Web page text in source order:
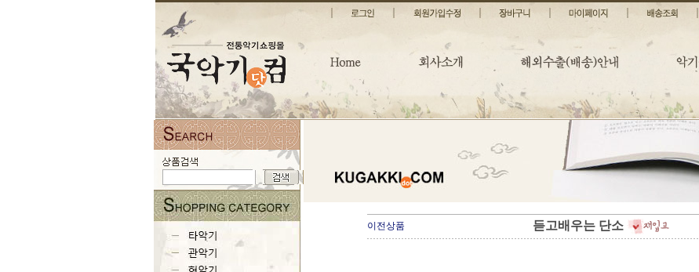
이전상품 듣고배우는 단소